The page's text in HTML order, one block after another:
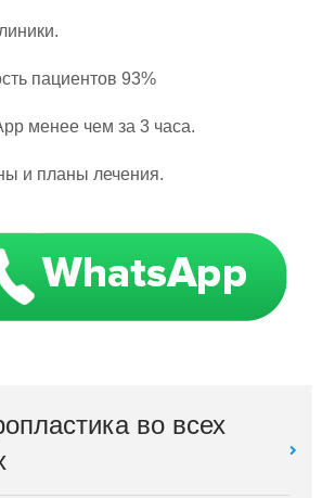
пациентов 93%
менее чем за 3 часа.
и планы лечения.
во всех